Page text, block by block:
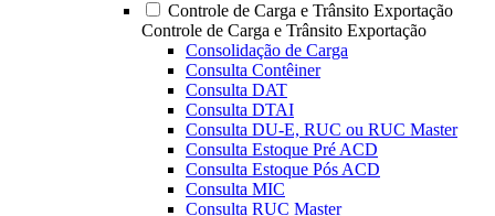
Controle de Carga e Trânsito Exportação
Controle de Carga e Trânsito Exportação
Consolidação de Carga
Consulta Contêiner
Consulta DAT
Consulta DTAI
Consulta DU-E, RUC ou RUC Master
Consulta Estoque Pré ACD
Consulta Estoque Pós ACD
Consulta MIC
Consulta RUC Master